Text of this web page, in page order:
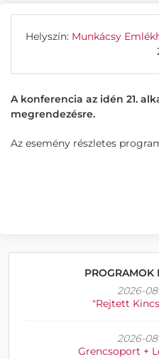
Helyszín: Munkácsy
A konferencia az idén 21.
megrendezésre.
Az esemény részletes
PROGRAMOK
2026-
"Rejtett
2026-
Grencsoport +